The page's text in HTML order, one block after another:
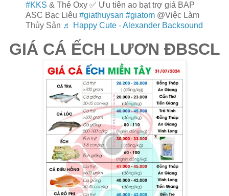
#KKS & Thẻ Oxy ✅ Ưu tiên ao bạt trợ giá BAP
ASC Bạc Liêu #giathuysan #giatom @Việc Làm
Thủy Sản ♬ Happy Cute - Alexander Backsound
GIÁ CÁ ẾCH LƯƠN ĐBSCL